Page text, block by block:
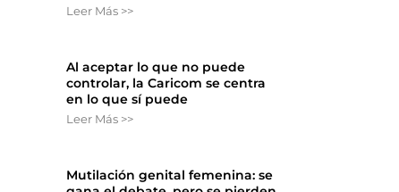
Leer Más >>
Al aceptar lo que no puede
controlar, la Caricom se centra
en lo que sí puede
Leer Más >>
Mutilación genital femenina: se